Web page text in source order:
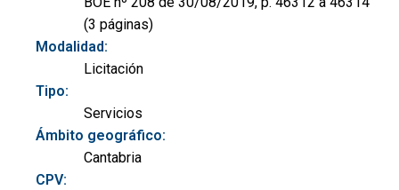
(3 páginas)
Modalidad:
Licitación
Tipo:
Servicios
Ámbito geográfico:
Cantabria
CPV: